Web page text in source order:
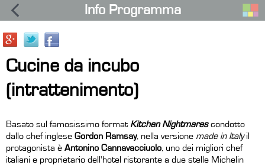
Info Programma
Cucine da incubo
(intrattenimento)
Basato sul famosissimo format Kitchen Nightmarescondotto
dallo chef inglese Gordon Ramsay, nella versione made in Italyil
protagonista è Antonino Cannavacciuolo , uno dei migliori chef
italiani e proprietario dell'hotel ristorante a due stelle Michelin